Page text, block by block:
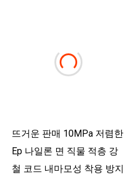
뜨거운 판매 10MPa 저렴한
Ep 나일론 면 직물 적층 강
철 코드 내마모성 착용 방지